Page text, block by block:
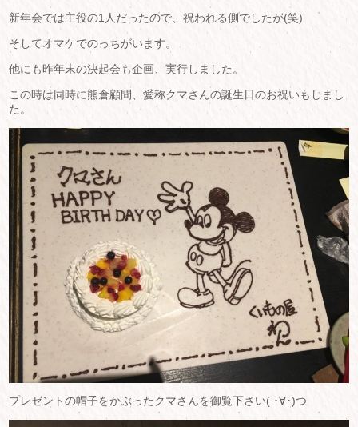
新年会では主役の1人だったので、祝われる側でしたが(笑)
そしてオマケでのっちがいます。
他にも昨年末の決起会も企画、実行しました。
この時は同時に熊倉顧問、愛称クマさんの誕生日のお祝いもしまし
た。
プレゼントの帽子をかぶったクマさんを御覧下さい( ･∀･)つ